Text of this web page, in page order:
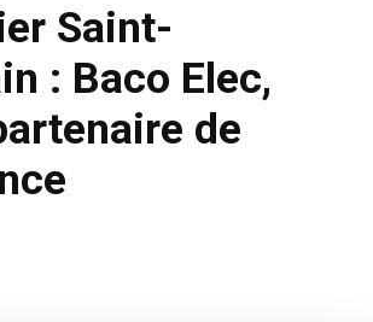
Saint-
: Baco Elec,
de